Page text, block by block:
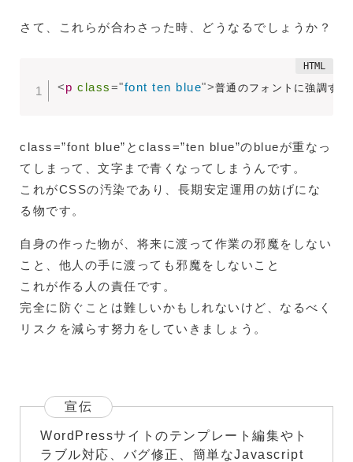
さて、これらが合わさった時、どうなるでしょうか？
<p class="font ten blue">普通のフォントに強調す
class=”font blue”とclass=”ten blue”のblueが重なっ
てしまって、文字まで青くなってしまうんです。
これがCSSの汚染であり、長期安定運用の妨げにな
る物です。
自身の作った物が、将来に渡って作業の邪魔をしない
こと、他人の手に渡っても邪魔をしないこと
これが作る人の責任です。
完全に防ぐことは難しいかもしれないけど、なるべく
リスクを減らす努力をしていきましょう。
宣伝
WordPressサイトのテンプレート編集やト
ラブル対応、バグ修正、簡単なJavascript